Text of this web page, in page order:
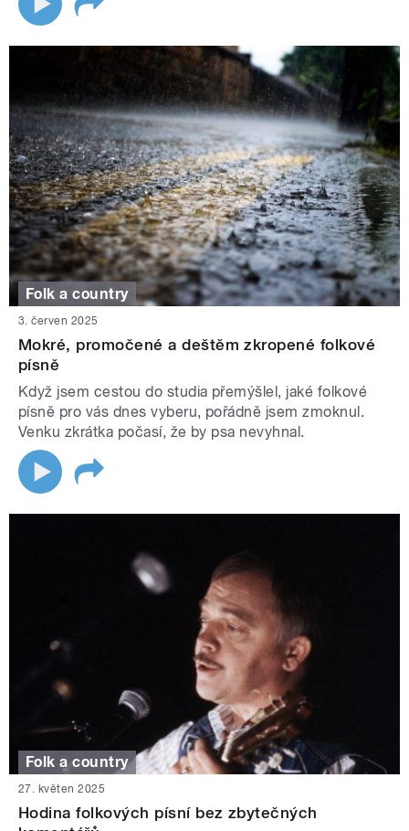
Folk a country
3. červen 2025
Mokré, promočené a deštěm zkropené folkové
písně
Když jsem cestou do studia přemýšlel, jaké folkové
písně pro vás dnes vyberu, pořádně jsem zmoknul.
Venku zkrátka počasí, že by psa nevyhnal.
Folk a country
27. květen 2025
Hodina folkových písní bez zbytečných